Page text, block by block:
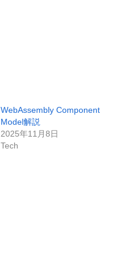
WebAssembly Component
Model解説
2025年11月8日
Tech